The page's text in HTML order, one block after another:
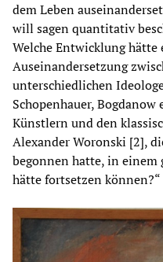
dem Leben
will sagen quantitativ
Welche Entwicklung
Auseinandersetzung
unterschiedlichen
Schopenhauer,
Künstlern und den
Alexander Woronski [2],
begonnen hatte, in
hätte fortsetzen können?“